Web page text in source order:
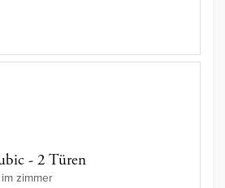
- 2 Türen
zimmer